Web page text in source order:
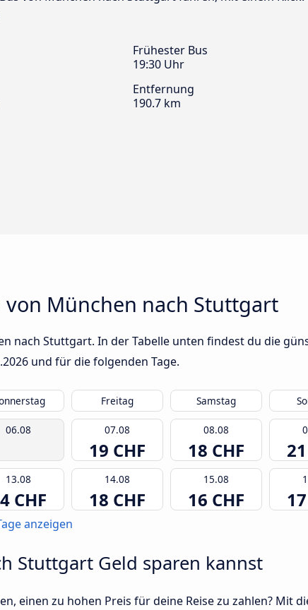
Frühester Bus
19:30 Uhr
Entfernung
190.7 km
München nach Stuttgart
nach Stuttgart. In der Tabelle unten findest du die
und für die folgenden Tage.
Freitag Samstag
06.08 07.08
19 CHF
08.08
18 CHF
13.08
CHF
14.08
18 CHF
15.08
16 CHF
anzeigen
Stuttgart Geld sparen kannst
einen zu hohen Preis für deine Reise zu zahlen? Mit